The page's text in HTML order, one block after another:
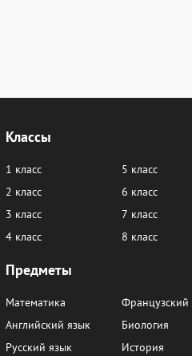
Классы
1 класс
2 класс
3 класс
4 класс
5 класс
6 класс
7 класс
8 класс
Предметы
Математика
Английский язык
Русский язык
Французский
Биология
История